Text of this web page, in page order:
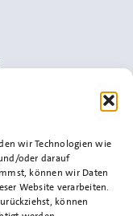
wir Technologien wie
oder darauf
können wir Daten
Website verarbeiten.
können